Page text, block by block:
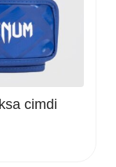
cimdi